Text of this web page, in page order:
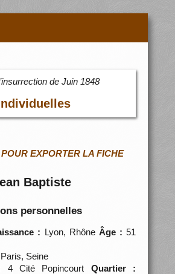
de Juin 1848
EXPORTER LA FICHE
Baptiste
personnelles
: Lyon, RhôneÂge : 51
Paris, Seine
4 Cité Popincourt Quartier :